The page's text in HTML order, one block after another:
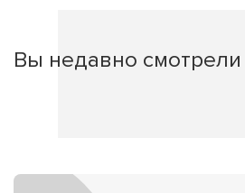
Вы недавно смотрели